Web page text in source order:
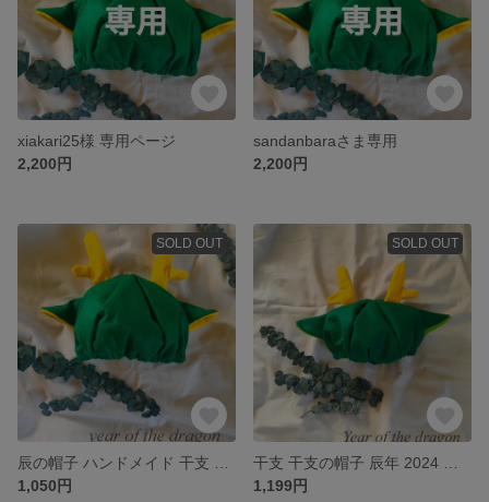
xiakari25様 専用ページ
2,200円
sandanbaraさま専用
2,200円
SOLD OUT
1,050円
SOLD OUT
1,199円